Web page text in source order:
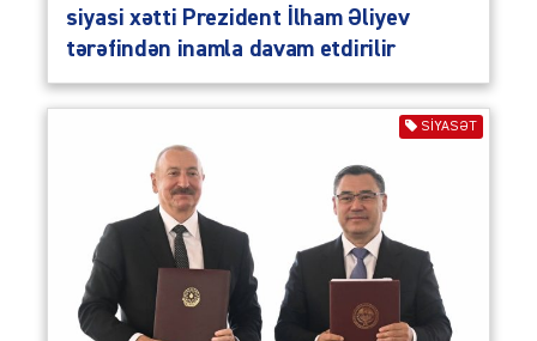
siyasi xətti Prezident İlham Əliyev
tərəfindən inamla davam etdirilir
SIYASƏT